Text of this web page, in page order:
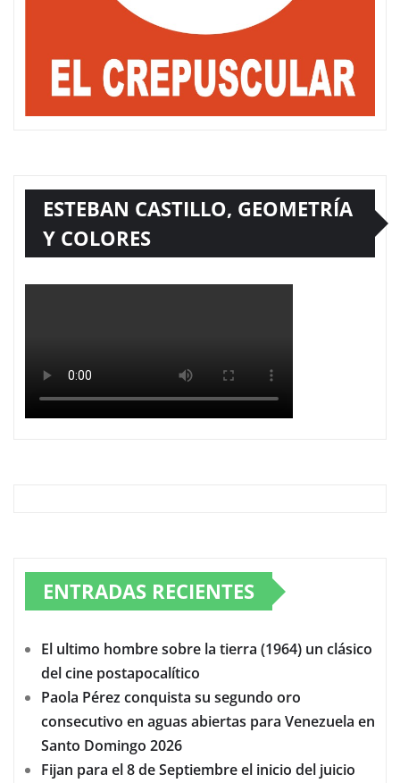
ESTEBAN CASTILLO, GEOMETRÍA
Y COLORES
ENTRADAS RECIENTES
El ultimo hombre sobre la tierra (1964) un clásico
del cine postapocalítico
Paola Pérez conquista su segundo oro
consecutivo en aguas abiertas para Venezuela en
Santo Domingo 2026
Fijan para el 8 de Septiembre el inicio del juicio